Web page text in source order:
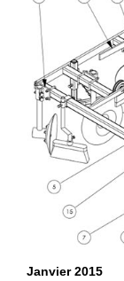
Janvier 2015